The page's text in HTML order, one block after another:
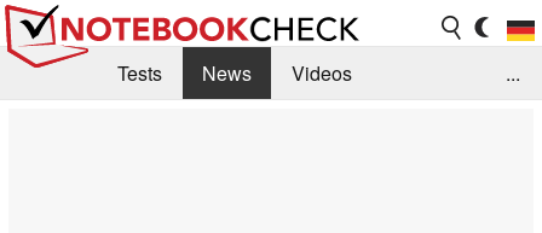
Tests News
Videos
...